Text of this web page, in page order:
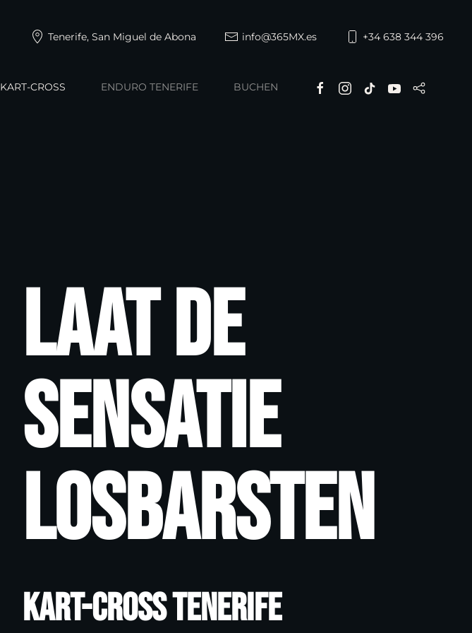
Tenerife, San Miguel de Abona info@365MX.es +34 638 344 396
KART-CROSS ENDURO TENERIFE BUCHEN
Laat de
sensatie
losbarsten
Kart-Cross Tenerife